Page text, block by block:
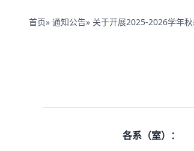
首页» 通知公告» 关于开展2025-2026学年
各系（室）：